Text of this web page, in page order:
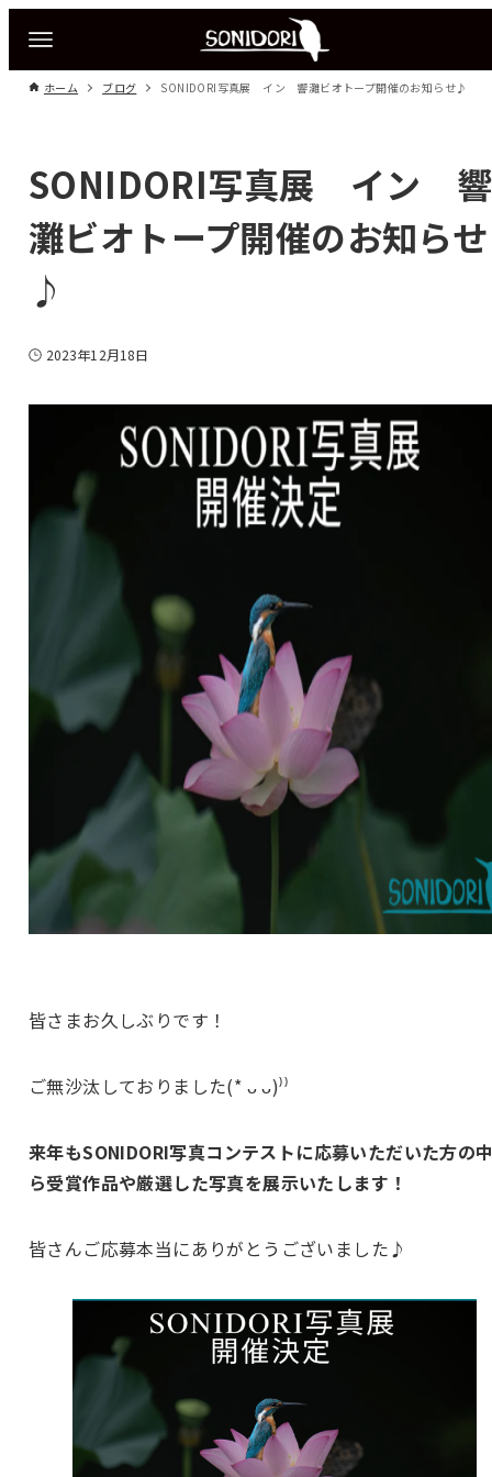
ホーム ブログ SONIDORI写真展 イン 響灘ビオトープ開催のお知らせ♪
SONIDORI写真展 イン 響
灘ビオトープ開催のお知らせ
♪
2023年12月18日
皆さまお久しぶりです！
ご無沙汰しておりました(* ᴗ ᴗ)⁾⁾
来年もSONIDORI写真コンテストに応募いただいた方の
ら受賞作品や厳選した写真を展示いたします！
皆さんご応募本当にありがとうございました♪